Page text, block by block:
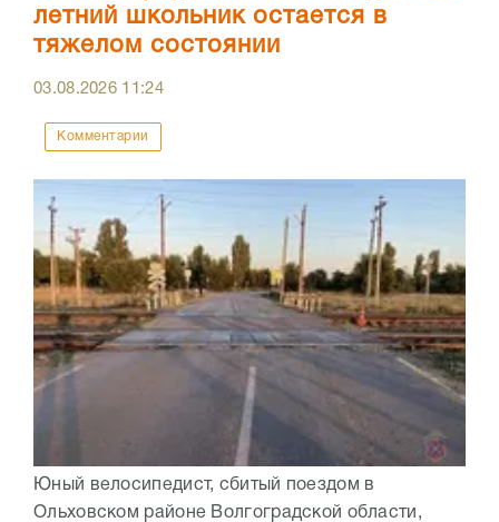
летний школьник остается в
тяжелом состоянии
03.08.2026 11:24
Комментарии
Юный велосипедист, сбитый поездом в
Ольховском районе Волгоградской области,